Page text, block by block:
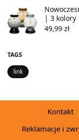
| 3 kolory
49,99 zł
TAGS
link
Kontakt
Reklamacje i